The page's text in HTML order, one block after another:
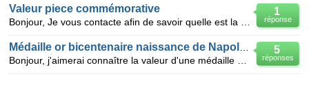
1
réponse
Valeur piece commémorative
5
réponses